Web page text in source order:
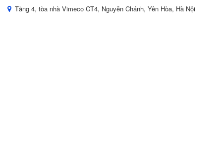
Tầng 4, tòa nhà Vimeco CT4, Nguyễn Chánh, Yên Hòa, Hà Nội